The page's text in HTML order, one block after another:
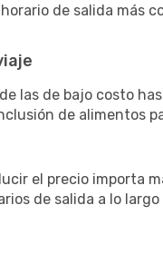
de salida más
las de bajo costo
de alimentos
el precio importa
de salida a lo